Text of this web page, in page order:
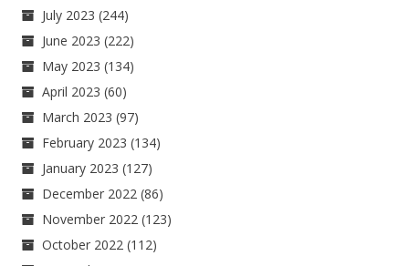
July 2023 (244)
June 2023 (222)
May 2023 (134)
April 2023 (60)
March 2023 (97)
February 2023 (134)
January 2023 (127)
December 2022 (86)
November 2022 (123)
October 2022 (112)